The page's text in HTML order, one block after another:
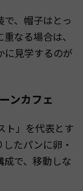
、帽子はとっ
なる場合は、
に見学するのが
ンカフェ
ト」を代表とす
たパンに卵・
で、移動しな